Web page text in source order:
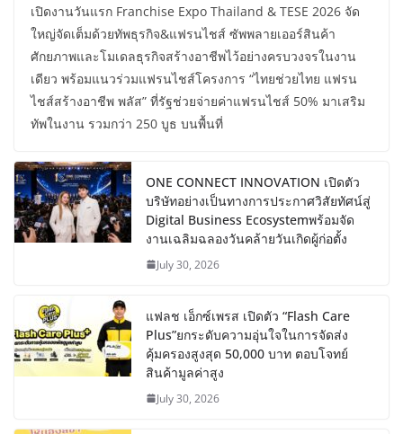
เปิดงานวันแรก Franchise Expo Thailand & TESE 2026 จัด
ใหญ่จัดเต็มด้วยทัพธุรกิจ&แฟรนไชส์ ซัพพลายเออร์สินค้า
ศักยภาพและโมเดลธุรกิจสร้างอาชีพไว้อย่างครบวงจรในงาน
เดียว พร้อมแนวร่วมแฟรนไชส์โครงการ “ไทยช่วยไทย แฟรน
ไชส์สร้างอาชีพ พลัส” ที่รัฐช่วยจ่ายค่าแฟรนไชส์ 50% มาเสริม
ทัพในงาน รวมกว่า 250 บูธ บนพื้นที่
ONE CONNECT INNOVATION เปิดตัว
บริษัทอย่างเป็นทางการประกาศวิสัยทัศน์สู่
Digital Business Ecosystemพร้อมจัด
งานเฉลิมฉลองวันคล้ายวันเกิดผู้ก่อตั้ง
July 30, 2026
แฟลช เอ็กซ์เพรส เปิดตัว “Flash Care
Plus”ยกระดับความอุ่นใจในการจัดส่ง
คุ้มครองสูงสุด 50,000 บาท ตอบโจทย์
สินค้ามูลค่าสูง
July 30, 2026